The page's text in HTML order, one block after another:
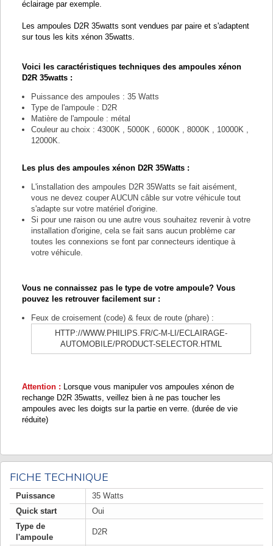
éclairage par exemple.
Les ampoules D2R 35watts sont vendues par paire et s'adaptent
sur tous les kits xénon 35watts.
Voici les caractéristiques techniques des ampoules xénon
D2R 35watts :
Puissance des ampoules : 35 Watts
Type de l'ampoule : D2R
Matière de l'ampoule : métal
Couleur au choix : 4300K , 5000K , 6000K , 8000K , 10000K ,
12000K.
Les plus des ampoules xénon D2R 35Watts :
L'installation des ampoules D2R 35Watts se fait aisément,
vous ne devez couper AUCUN câble sur votre véhicule tout
s'adapte sur votre matériel d'origine.
Si pour une raison ou une autre vous souhaitez revenir à votre
installation d'origine, cela se fait sans aucun problème car
toutes les connexions se font par connecteurs identique à
votre véhicule.
Vous ne connaissez pas le type de votre ampoule? Vous
pouvez les retrouver facilement sur :
Feux de croisement (code) & feux de route (phare) :
HTTP://WWW.PHILIPS.FR/C-M-LI/ECLAIRAGE-
AUTOMOBILE/PRODUCT-SELECTOR.HTML
Attention : Lorsque vous manipuler vos ampoules xénon de
rechange D2R 35watts, veillez bien à ne pas toucher les
ampoules avec les doigts sur la partie en verre. (durée de vie
réduite)
FICHE TECHNIQUE
Puissance
35 Watts
Quick start
Oui
Type de
l'ampoule
D2R